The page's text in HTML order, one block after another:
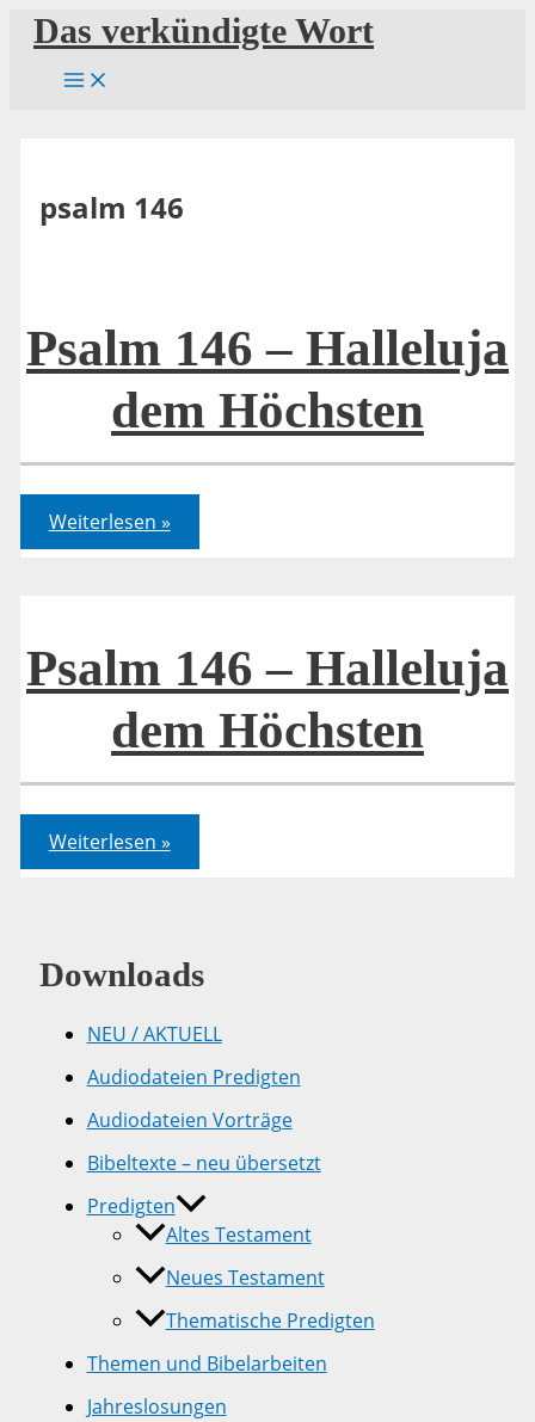
Zum
Inhalt
springen
Das verkündigte Wort
psalm 146
Psalm 146 – Halleluja
dem Höchsten
Psalm
146
–
Weiterlesen »
Psalm 146 – Halleluja
dem Höchsten
Psalm
146
–
Weiterlesen »
Downloads
NEU / AKTUELL
Audiodateien Predigten
Audiodateien Vorträge
Bibeltexte – neu übersetzt
Predigten
Altes Testament
Neues Testament
Thematische Predigten
Themen und Bibelarbeiten
Jahreslosungen